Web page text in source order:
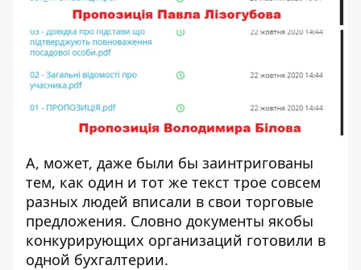
А, может, даже были бы заинтригованы
тем, как один и тот же текст трое совсем
разных людей вписали в свои торговые
предложения. Словно документы якобы
конкурирующих организаций готовили в
одной бухгалтерии.